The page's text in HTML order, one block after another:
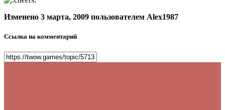
Изменено 3 марта, 2009 пользователем Alex1987
Ссылка на комментарий